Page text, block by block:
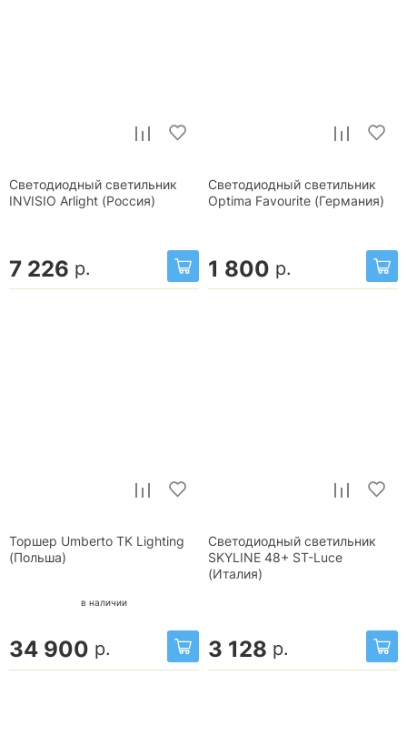
Светодиодный светильник
INVISIO Arlight (Россия)
7 226 р.
Светодиодный светильник
Optima Favourite (Германия)
1 800 р.
Торшер Umberto TK Lighting
(Польша)
в наличии
34 900 р.
Светодиодный светильник
SKYLINE 48+ ST-Luce
(Италия)
3 128 р.